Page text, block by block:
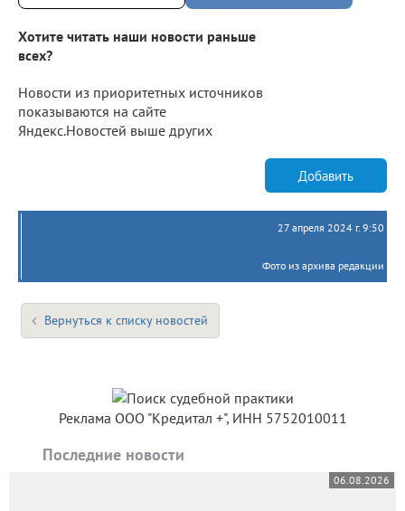
Хотите читать наши новости раньше
всех?
Новости из приоритетных источников
показываются на сайте
Яндекс.Новостей выше других
Добавить
27 апреля 2024 г. 9:50
Фото из архива редакции
Вернуться к списку новостей
Реклама ООО "Кредитал +", ИНН 5752010011
Последние новости
06.08.2026